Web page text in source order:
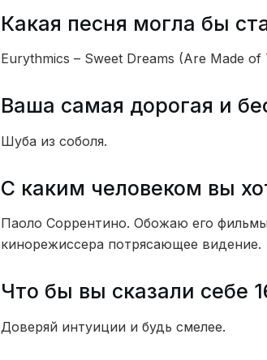
Какая песня могла бы
Eurythmics – Sweet Dreams (Are Made of
Ваша самая дорогая и
Шуба из соболя.
С каким человеком вы
Паоло Соррентино. Обожаю его
кинорежиссера потрясающее видение.
Что бы вы сказали себе
Доверяй интуиции и будь смелее.